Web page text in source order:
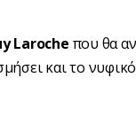
Laroche που θα
και το